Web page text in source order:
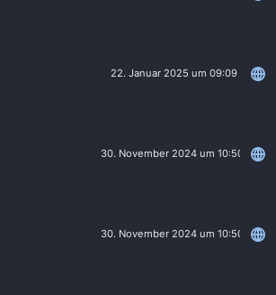
22. Januar 2025 um 09:09
30. November 2024 um 10:50
30. November 2024 um 10:50